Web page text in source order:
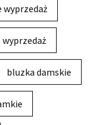
wyprzedaż
bluzka damskie